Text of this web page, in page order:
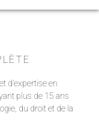
d’expertise en
plus de 15 ans
du droit et de la